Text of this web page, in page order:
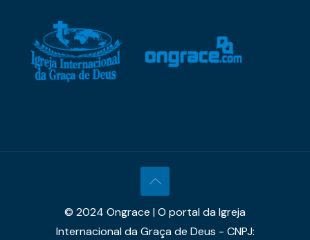
© 2024 Ongrace | O portal da Igreja
Internacional da Graça de Deus - CNPJ: